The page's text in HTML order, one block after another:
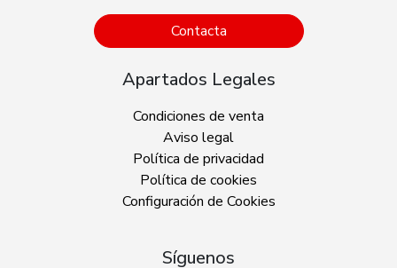
Contacta
Apartados Legales
Condiciones de venta
Aviso legal
Política de privacidad
Política de cookies
Configuración de Cookies
Síguenos